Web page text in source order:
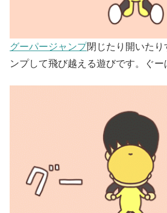
グーパージャンプ閉じたり開いたり
ンプして飛び越える遊びです。ぐー